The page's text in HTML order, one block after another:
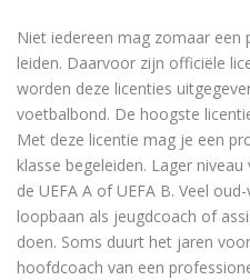
Niet iedereen mag zomaar
leiden. Daarvoor zijn officiële
worden deze licenties
voetbalbond. De hoogste
Met deze licentie mag je een
klasse begeleiden. Lager
de UEFA A of UEFA B. Veel
loopbaan als jeugdcoach of
doen. Soms duurt het jaren
hoofdcoach van een